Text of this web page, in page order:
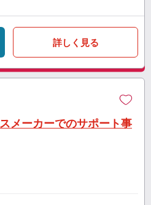
詳しく見る
メーカーでのサポート事